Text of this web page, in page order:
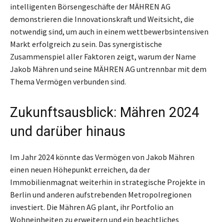
intelligenten Börsengeschäfte der MÄHREN AG
demonstrieren die Innovationskraft und Weitsicht, die
notwendig sind, um auch in einem wettbewerbsintensiven
Markt erfolgreich zu sein. Das synergistische
Zusammenspiel aller Faktoren zeigt, warum der Name
Jakob Mähren und seine MÄHREN AG untrennbar mit dem
Thema Vermögen verbunden sind.
Zukunftsausblick: Mähren 2024
und darüber hinaus
Im Jahr 2024 könnte das Vermögen von Jakob Mähren
einen neuen Höhepunkt erreichen, da der
Immobilienmagnat weiterhin in strategische Projekte in
Berlin und anderen aufstrebenden Metropolregionen
investiert. Die Mähren AG plant, ihr Portfolio an
Wohneinheiten zu erweitern und ein beachtliches